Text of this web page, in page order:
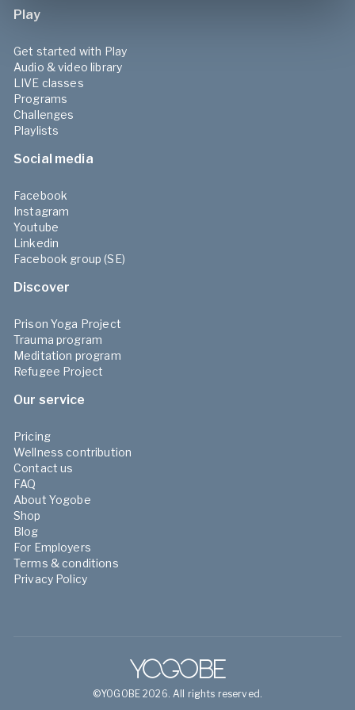
Play
Get started with Play
Audio & video library
LIVE classes
Programs
Challenges
Playlists
Social media
Facebook
Instagram
Youtube
Linkedin
Facebook group (SE)
Discover
Prison Yoga Project
Trauma program
Meditation program
Refugee Project
Our service
Pricing
Wellness contribution
Contact us
FAQ
About Yogobe
Shop
Blog
For Employers
Terms & conditions
Privacy Policy
©YOGOBE 2026. All rights reserved.